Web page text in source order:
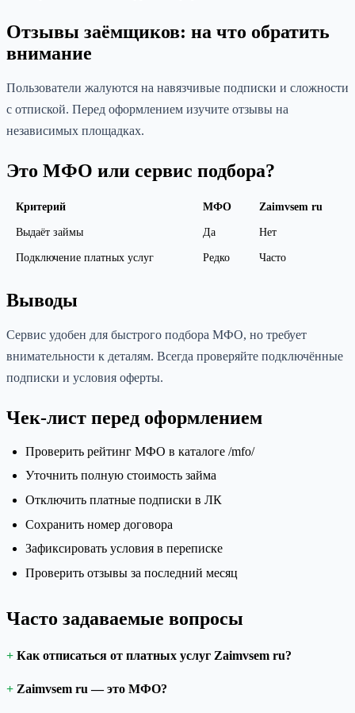
Отзывы заёмщиков: на что обратить
внимание
Пользователи жалуются на навязчивые подписки и сложности
с отпиской. Перед оформлением изучите отзывы на
независимых площадках.
Это МФО или сервис подбора?
Критерий МФО Zaimvsem ru
Выдаёт займы Да Нет
Подключение платных услуг Редко Часто
Выводы
Сервис удобен для быстрого подбора МФО, но требует
внимательности к деталям. Всегда проверяйте подключённые
подписки и условия оферты.
Чек-лист перед оформлением
Проверить рейтинг МФО в каталоге /mfo/
Уточнить полную стоимость займа
Отключить платные подписки в ЛК
Сохранить номер договора
Зафиксировать условия в переписке
Проверить отзывы за последний месяц
Часто задаваемые вопросы
Как отписаться от платных услуг Zaimvsem ru?
Zaimvsem ru — это МФО?